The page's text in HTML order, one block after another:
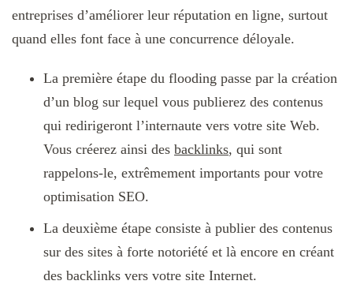
entreprises d’améliorer leur réputation en ligne, surtout
quand elles font face à une concurrence déloyale.
La première étape du flooding passe par la création
d’un blog sur lequel vous publierez des contenus
qui redirigeront l’internaute vers votre site Web.
Vous créerez ainsi des backlinks, qui sont
rappelons-le, extrêmement importants pour votre
optimisation SEO.
La deuxième étape consiste à publier des contenus
sur des sites à forte notoriété et là encore en créant
des backlinks vers votre site Internet.